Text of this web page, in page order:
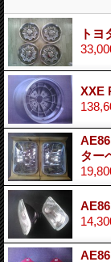
ト
XXE
ター